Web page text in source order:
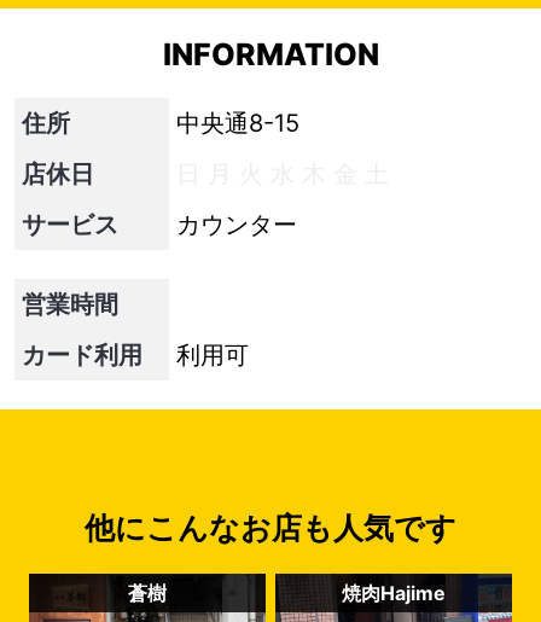
INFORMATION
住所
中央通8-15
店休日
サービス
カウンター
営業時間
カード利用
利用可
他にこんなお店も人気です
蒼樹 焼肉Hajime